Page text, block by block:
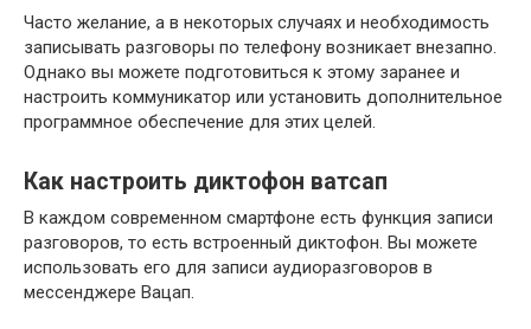
Часто желание, а в некоторых случаях и необходимость
записывать разговоры по телефону возникает внезапно.
Однако вы можете подготовиться к этому заранее и
настроить коммуникатор или установить дополнительное
программное обеспечение для этих целей.
Как настроить диктофон ватсап
В каждом современном смартфоне есть функция записи
разговоров, то есть встроенный диктофон. Вы можете
использовать его для записи аудиоразговоров в
мессенджере Вацап.